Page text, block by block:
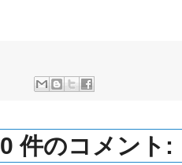
0 件のコメント: